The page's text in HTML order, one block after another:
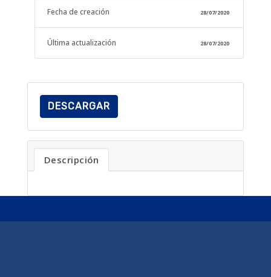
Fecha de creación 28/07/2020
Última actualización 28/07/2020
DESCARGAR
Descripción